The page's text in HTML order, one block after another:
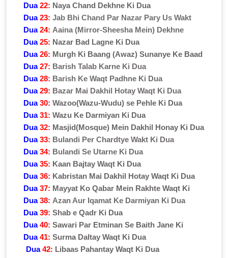
Dua 22: Naya Chand Dekhne Ki Dua
Dua 23: Jab Bhi Chand Par Nazar Pary Us Wakt
Dua24: Aaina (Mirror-Sheesha Mein) Dekhne
Dua 25: Nazar Bad Lagne Ki Dua
Dua 26: Murgh Ki Baang (Awaz) Sunanye Ke Baad
Dua 27: Barish Talab Karne Ki Dua
Dua 28: Barish Ke Waqt Padhne Ki Dua
Dua 29: Bazar Mai Dakhil Hotay Waqt Ki Dua
Dua 30: Wazoo(Wazu-Wudu) se Pehle Ki Dua
Dua31: Wazu Ke Darmiyan Ki Dua
Dua 32: Masjid(Mosque) Mein Dakhil Honay Ki Dua
Dua 33: Bulandi Per Chardtye Wakt Ki Dua
Dua 34: Bulandi Se Utarne Ki Dua
Dua 35: Kaan Bajtay Waqt Ki Dua
Dua 36: Kabristan Mai Dakhil Hotay Waqt Ki Dua
Dua 37: Mayyat Ko Qabar Mein Rakhte Waqt Ki
Dua 38: Azan Aur Iqamat Ke Darmiyan Ki Dua
Dua 39: Shab e Qadr Ki Dua
Dua 40: Sawari Par Etminan Se Baith Jane Ki
Dua41: Surma Daltay Waqt Ki Dua
Dua 42: Libaas Pahantay Waqt Ki Dua